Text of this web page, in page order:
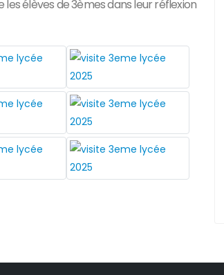
élèves de 3èmes dans leur réflexion